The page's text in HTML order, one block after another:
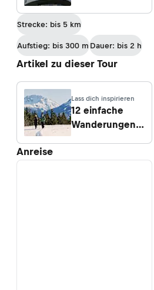
Strecke: bis 5 km
Aufstieg: bis 300 m Dauer: bis 2 h
Artikel zu dieser Tour
Lass dich inspirieren
12 einfache
Wanderungen
Anreise